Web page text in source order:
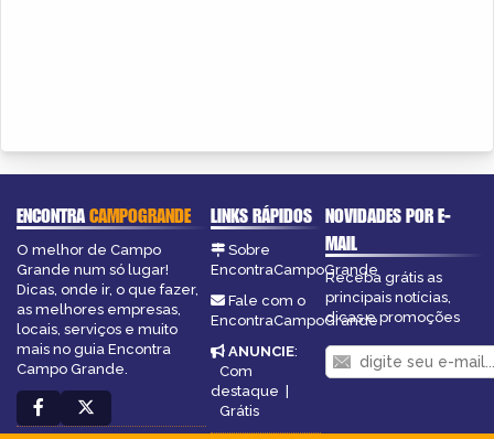
ENCONTRACAMPOGRANDE
O melhor de Campo
Grande num só lugar!
Dicas, onde ir, o que fazer,
as melhores empresas,
locais, serviços e muito
mais no guia Encontra
Campo Grande.
LINKS RÁPIDOS
Sobre
EncontraCampoGrande
Fale com o
EncontraCampoGrande
ANUNCIE:
Com
destaque |
Grátis
NOVIDADES POR E-
MAIL
Receba grátis as
principais notícias,
dicas e promoções